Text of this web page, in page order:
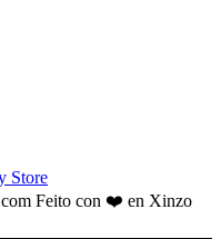
Store
Feito con ❤️ en Xinzo